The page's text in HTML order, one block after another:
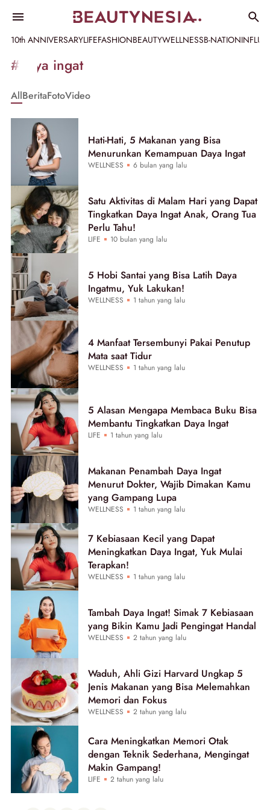
10th ANNIVERSARYLIFEFASHIONBEAUTYWELLNESSB-NATION
Informasi
[GET_DATA_TITLE]
Beautynesia
#daya ingat
AllBeritaFotoVideo
Hati-Hati, 5 Makanan yang Bisa
Menurunkan Kemampuan Daya Ingat
WELLNESS 6 bulan yang lalu
Satu Aktivitas di Malam Hari yang Dapat
Tingkatkan Daya Ingat Anak, Orang Tua
Perlu Tahu!
LIFE 10 bulan yang lalu
5 Hobi Santai yang Bisa Latih Daya
Ingatmu, Yuk Lakukan!
WELLNESS 1 tahun yang lalu
4 Manfaat Tersembunyi Pakai Penutup
Mata saat Tidur
WELLNESS 1 tahun yang lalu
5 Alasan Mengapa Membaca Buku Bisa
Membantu Tingkatkan Daya Ingat
LIFE 1 tahun yang lalu
Makanan Penambah Daya Ingat
Menurut Dokter, Wajib Dimakan Kamu
yang Gampang Lupa
WELLNESS 1 tahun yang lalu
7 Kebiasaan Kecil yang Dapat
Meningkatkan Daya Ingat, Yuk Mulai
Terapkan!
WELLNESS 1 tahun yang lalu
Tambah Daya Ingat! Simak 7 Kebiasaan
yang Bikin Kamu Jadi Pengingat Handal
WELLNESS 2 tahun yang lalu
Waduh, Ahli Gizi Harvard Ungkap 5
Jenis Makanan yang Bisa Melemahkan
Memori dan Fokus
WELLNESS 2 tahun yang lalu
Cara Meningkatkan Memori Otak
dengan Teknik Sederhana, Mengingat
Makin Gampang!
LIFE 2 tahun yang lalu